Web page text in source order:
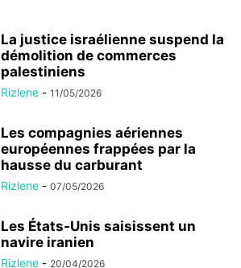
La justice israélienne suspend la
démolition de commerces
palestiniens
Rizlene - 11/05/2026
Les compagnies aériennes
européennes frappées par la
hausse du carburant
Rizlene - 07/05/2026
Les États-Unis saisissent un
navire iranien
Rizlene - 20/04/2026